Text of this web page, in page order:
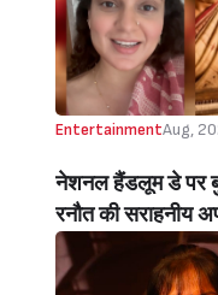
EntertainmentAug,
नेशनल हैंडलूम डे पर
रनौत की सराहनीय
Ranaut’s
Regarding